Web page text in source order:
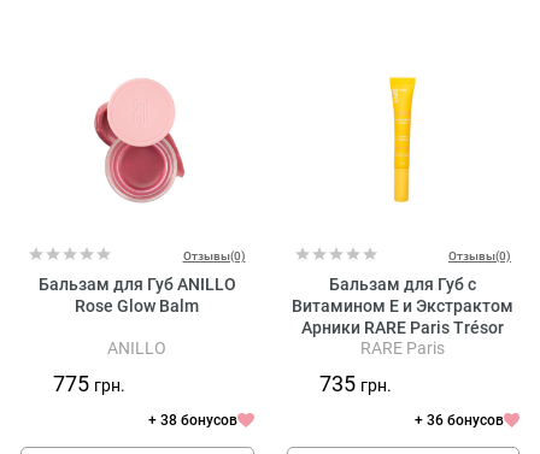
Отзывы(0)
Бальзам для Губ ANILLO
Rosе Glow Balm
ANILLO
775 грн.
+ 38 бонусов
Отзывы(0)
Бальзам для Губ с
Витамином Е и Экстрактом
Арники RARE Paris Trésor
Solaire Soothing Lip Balm
RARE Paris
735 грн.
+ 36 бонусов